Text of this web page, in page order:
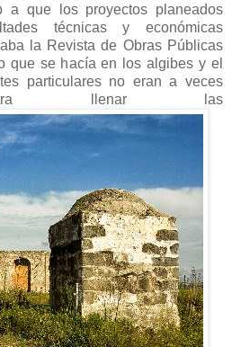
a que los proyectos planeados
técnicas y económicas
la Revista de Obras Públicas
que se hacía en los algibes y el
particulares no eran a veces
para llenar las